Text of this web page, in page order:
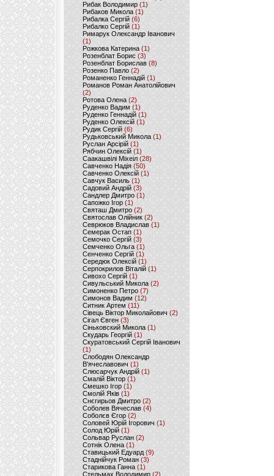
Рибак Володимир(1)
Рибаков Микола(1)
Рибалка Сергій (6)
Рибалко Сергій (1)
Римарук Олександр Іванович
(1)
Рожкова Катерина(1)
Розенблат Борис (3)
Розенблат Борислав (8)
Розенко Павло (2)
Романенко Геннадій (1)
Романов Роман Анатолійович
(2)
Ротова Олена(2)
Руденко Вадим (1)
Руденко Геннадій (1)
Руденко Олексій(1)
Рудик Сергій(6)
Рудьковський Микола (1)
Руслан Арсірій(1)
Рябчин Олексій (1)
Саакашвілі Міхеіл(28)
Савченко Надія (50)
Савченко Олексій(1)
Савчук Василь (1)
Садовий Андрій (3)
Сандлер Дмитро(1)
Сапожко Ігор(1)
Святаш Дмитро (2)
Святослав Олійник (2)
Севрюков Владислав (1)
Семерак Остап (1)
Семочко Сергій (3)
Семченко Ольга (1)
Сенченко Сергій(1)
Середюк Олексій(1)
Серпокрилов Віталій(1)
Сивохо Сергій(1)
Сивульський Микола(2)
Симоненко Петро(7)
Симонов Вадим (12)
Ситник Артем(11)
Сівець Віктор Миколайович(2)
Сігал Євген (3)
Сіньковский Микола(1)
Скударь Георгій (1)
Скуратовський Сергій Іванович
(1)
Слободян Олександр
В'ячеславович(1)
Слюсарчук Андрій(1)
Смалій Віктор (1)
Смешко Ігор (1)
Смолій Яків (1)
Снєгирьов Дмитро (2)
Соболев Вячеслав (4)
Соболєв Єгор(2)
Соловей Юрій Ігорович (1)
Солод Юрій (1)
Сольвар Руслан (2)
Сотнік Олена(1)
Ставицький Едуард (9)
Стаднійчук Роман(3)
Старикова Ганна (1)
Стельмах Володимир(2)